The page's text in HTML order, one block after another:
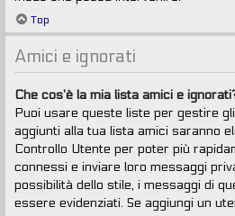
Top
Amici e ignorati
Che cos’è la mia lista amici e
Puoi usare queste liste per gestire
aggiunti alla tua lista amici saranno
Controllo Utente per poter più
connessi e inviare loro messaggi
possibilità dello stile, i messaggi di
essere evidenziati. Se aggiungi un